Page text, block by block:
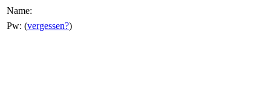
Name:
Pw: (vergessen?)